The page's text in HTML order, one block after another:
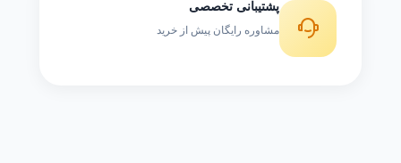
پشتیبانی تخصصی
مشاوره رایگان پیش از خرید